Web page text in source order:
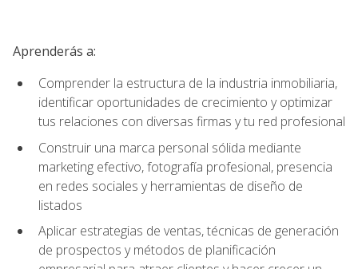
Aprenderás a:
Comprender la estructura de la industria inmobiliaria,
identificar oportunidades de crecimiento y optimizar
tus relaciones con diversas firmas y tu red profesional
Construir una marca personal sólida mediante
marketing efectivo, fotografía profesional, presencia
en redes sociales y herramientas de diseño de
listados
Aplicar estrategias de ventas, técnicas de generación
de prospectos y métodos de planificación